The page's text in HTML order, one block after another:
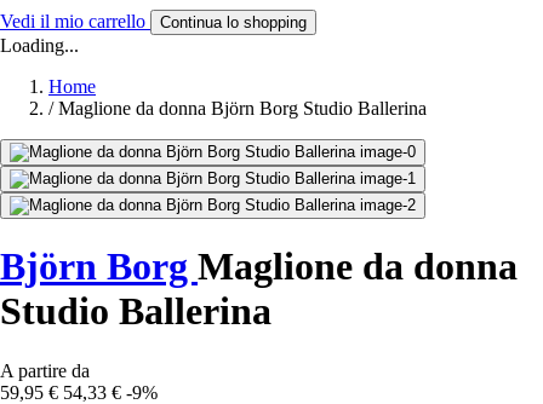
Vedi il mio carrello Continua lo shopping
Loading...
Home
/ Maglione da donna Björn Borg Studio Ballerina
Björn Borg Maglione da donna
Studio Ballerina
A partire da
59,95 € 54,33 € -9%